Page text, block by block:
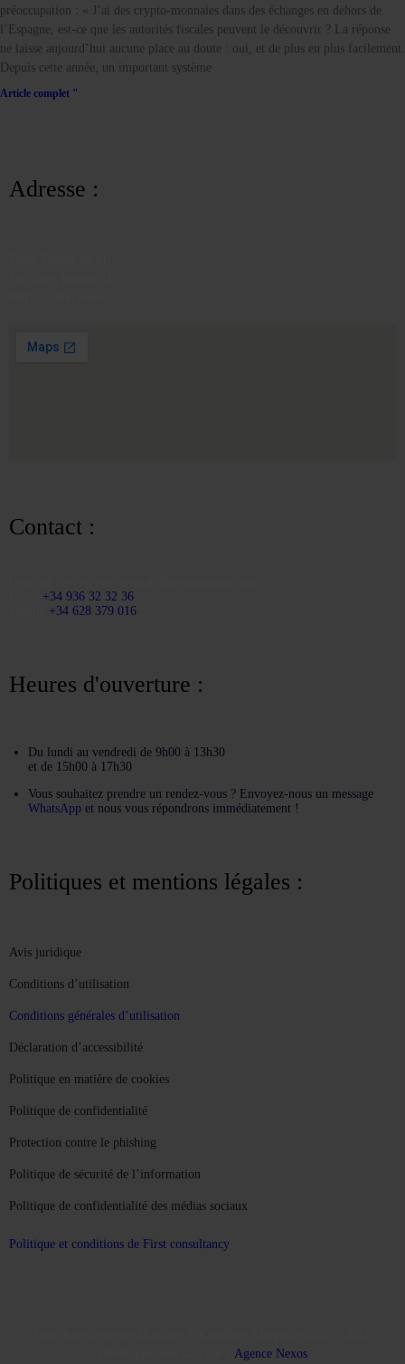
préoccupation : « J’ai des crypto-monnaies dans des échanges en dehors de
l’Espagne, est-ce que les autorités fiscales peuvent le découvrir ? La réponse
ne laisse aujourd’hui aucune place au doute : oui, et de plus en plus facilement.
Depuis cette année, un important système
Article complet "
Adresse :
Contact :
+34 936 32 32 36
+34 628 379 016
Heures d'ouverture :
Du lundi au vendredi de 9h00 à 13h30
et de 15h00 à 17h30
Vous souhaitez prendre un rendez-vous ? Envoyez-nous un message
WhatsApp et nous vous répondrons immédiatement !
Politiques et mentions légales :
Avis juridique
Conditions d’utilisation
Conditions générales d’utilisation
Déclaration d’accessibilité
Politique en matière de cookies
Politique de confidentialité
Protection contre le phishing
Politique de sécurité de l’information
Politique de confidentialité des médias sociaux
Politique et conditions de First consultancy
Agence Nexos